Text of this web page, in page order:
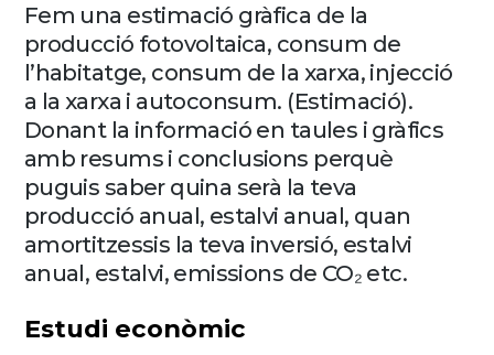
Fem una estimació gràfica de la
producció fotovoltaica, consum de
l’habitatge, consum de la xarxa, injecció
a la xarxa i autoconsum. (Estimació).
Donant la informació en taules i gràfics
amb resums i conclusions perquè
puguis saber quina serà la teva
producció anual, estalvi anual, quan
amortitzessis la teva inversió, estalvi
anual, estalvi, emissions de CO₂ etc.
Estudi econòmic